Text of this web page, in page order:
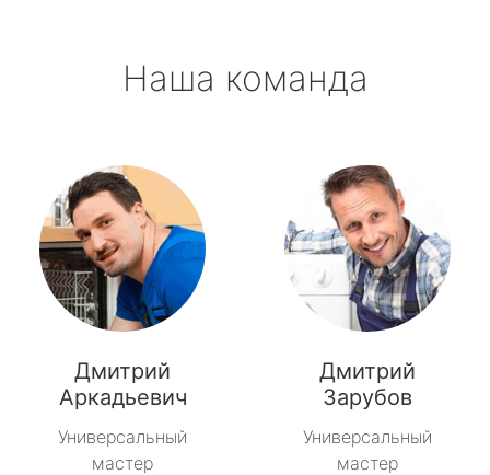
Наша команда
Дмитрий
Аркадьевич
Универсальный
мастер
Дмитрий
Зарубов
Универсальный
мастер